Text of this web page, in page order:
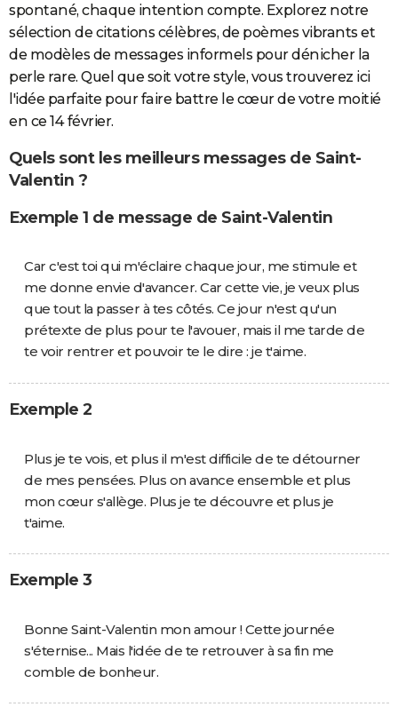
spontané, chaque intention compte. Explorez notre
sélection de citations célèbres, de poèmes vibrants et
de modèles de messages informels pour dénicher la
perle rare. Quel que soit votre style, vous trouverez ici
l'idée parfaite pour faire battre le cœur de votre moitié
en ce 14 février.
Quels sont les meilleurs messages de Saint-
Valentin ?
Exemple 1 de message de Saint-Valentin
Car c'est toi qui m'éclaire chaque jour, me stimule et
me donne envie d'avancer. Car cette vie, je veux plus
que tout la passer à tes côtés. Ce jour n'est qu'un
prétexte de plus pour te l'avouer, mais il me tarde de
te voir rentrer et pouvoir te le dire : je t'aime.
Exemple 2
Plus je te vois, et plus il m'est difficile de te détourner
de mes pensées. Plus on avance ensemble et plus
mon cœur s'allège. Plus je te découvre et plus je
t'aime.
Exemple 3
Bonne Saint-Valentin mon amour ! Cette journée
s'éternise... Mais l'idée de te retrouver à sa fin me
comble de bonheur.